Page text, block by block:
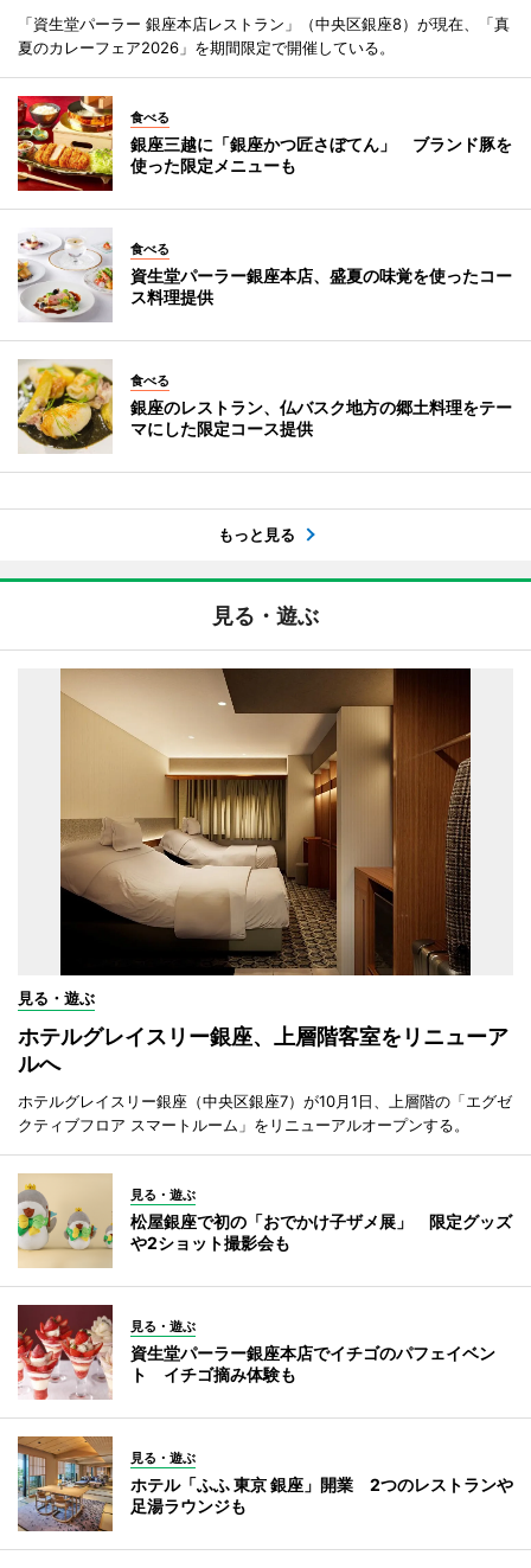
「資生堂パーラー 銀座本店レストラン」（中央区銀座8）が現在、「真
夏のカレーフェア2026」を期間限定で開催している。
食べる
銀座三越に「銀座かつ匠さぼてん」 ブランド豚を
使った限定メニューも
食べる
資生堂パーラー銀座本店、盛夏の味覚を使ったコー
ス料理提供
食べる
銀座のレストラン、仏バスク地方の郷土料理をテー
マにした限定コース提供
もっと見る
見る・遊ぶ
見る・遊ぶ
ホテルグレイスリー銀座、上層階客室をリニューア
ルへ
ホテルグレイスリー銀座（中央区銀座7）が10月1日、上層階の「エグゼ
クティブフロア スマートルーム」をリニューアルオープンする。
見る・遊ぶ
松屋銀座で初の「おでかけ子ザメ展」 限定グッズ
や2ショット撮影会も
見る・遊ぶ
資生堂パーラー銀座本店でイチゴのパフェイベン
ト イチゴ摘み体験も
見る・遊ぶ
ホテル「ふふ 東京 銀座」開業 2つのレストランや
足湯ラウンジも